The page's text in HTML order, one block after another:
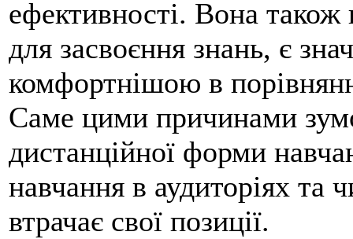
ефективності. Вона також
для засвоєння знань, є
комфортнішою в
Саме цими причинами
дистанційної форми
навчання в аудиторіях та
втрачає свої позиції.